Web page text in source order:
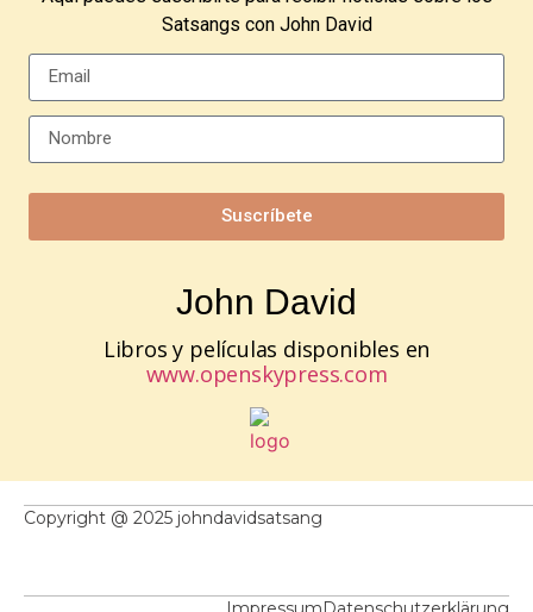
Satsangs con John David
Suscríbete
John David
Libros y películas disponibles en
www.openskypress.com
Copyright @ 2025 johndavidsatsang